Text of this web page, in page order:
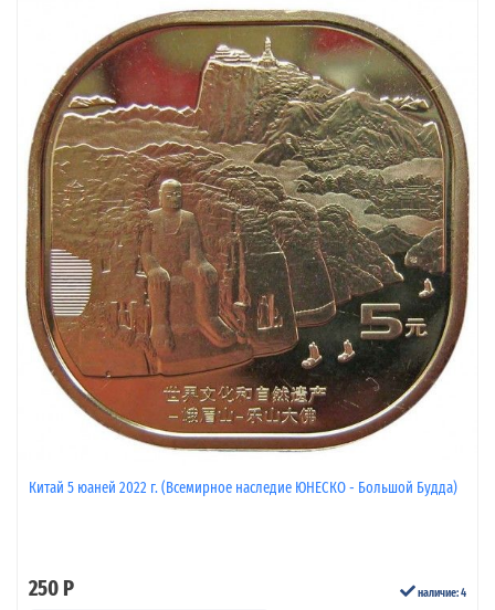
Китай 5 юаней 2022 г. (Всемирное наследие ЮНЕСКО - Большой Будда)
250 Р наличие: 4